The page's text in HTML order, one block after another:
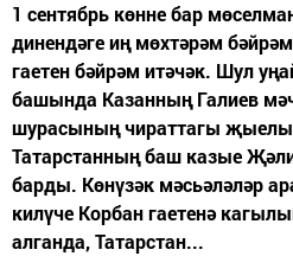
1 сентябрь көнне бар
динендәге иң мөхтәрәм
гаетен бәйрәм итәчәк. Шул
башында Казанның Галиев
шурасының чираттагы
Татарстанның баш казые
барды. Көнүзәк мәсьәләләр
килүче Корбан гаетенә
алганда, Татарстан...